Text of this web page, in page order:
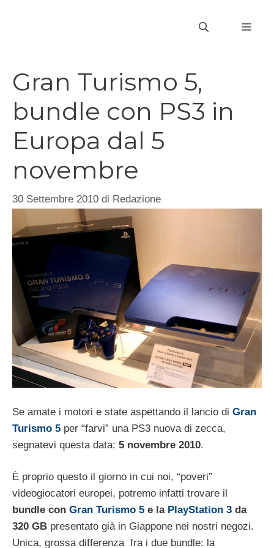
Gran Turismo 5,
bundle con PS3 in
Europa dal 5
novembre
30 Settembre 2010 di Redazione
Se amate i motori e state aspettando il lancio di Gran
Turismo 5 per “farvi” una PS3 nuova di zecca,
segnatevi questa data: 5 novembre 2010.
È proprio questo il giorno in cui noi, “poveri”
videogiocatori europei, potremo infatti trovare il
bundle con Gran Turismo 5 e la PlayStation 3 da
320 GB presentato già in Giappone nei nostri negozi.
Unica, grossa differenza fra i due bundle: la